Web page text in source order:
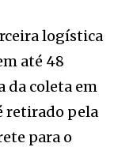
logística
até 48
da coleta em
retirado pela
para o